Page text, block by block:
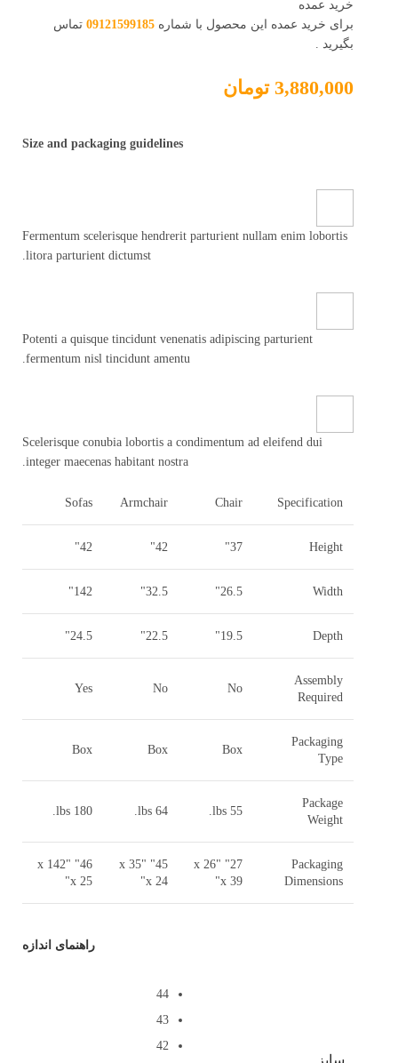
خرید عمده
برای خرید عمده این محصول با شماره 09121599185 تماس
بگیرید .
3,880,000 تومان
Size and packaging guidelines
Fermentum scelerisque hendrerit parturient nullam enim lobortis
litora parturient dictumst.
Potenti a quisque tincidunt venenatis adipiscing parturient
fermentum nisl tincidunt amentu
.
Scelerisque conubia lobortis a condimentum ad eleifend dui
integer maecenas habitant nostra.
Specification
Chair
Armchair
Sofas
Height
37"
42"
42"
Width
26.5"
32.5"
142"
Depth
19.5"
22.5"
24.5"
Assembly
Required
No
No
Yes
Packaging
Type
Box
Box
Box
Package
Weight
55 lbs.
64 lbs.
180 lbs.
Packaging
Dimensions
27" x 26"
x 39"
45" x 35"
x 24"
46" x 142"
x 25"
راهنمای اندازه
44
43
42